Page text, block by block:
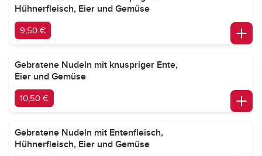
Hühnerfleisch, Eier und Gemüse
9,50 €
Gebratene Nudeln mit knuspriger Ente,
Eier und Gemüse
10,50 €
Gebratene Nudeln mit Entenfleisch,
Hühnerfleisch, Eier und Gemüse